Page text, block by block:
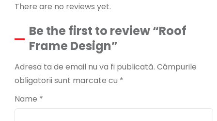
There are no reviews yet.
Be the first to review “Roof
Frame Design”
Adresa ta de email nu va fi publicată. Câmpurile
obligatorii sunt marcate cu *
Name *